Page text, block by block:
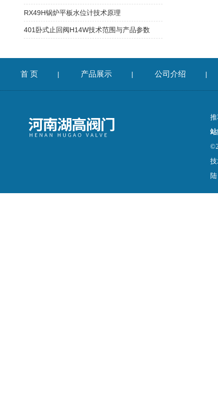
RX49H锅炉平板水位计技术原理
401卧式止回阀H14W技术范围与产品参数
首 页 | 产品展示 | 公司介绍 |
陆